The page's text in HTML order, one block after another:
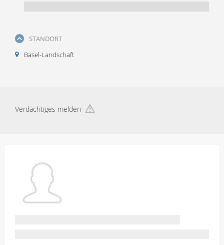
STANDORT
Basel-Landschaft
Verdächtiges melden